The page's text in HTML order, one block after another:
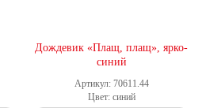
Дождевик «Плащ, плащ», ярко-
синий
Артикул: 70611.44
Цвет: синий